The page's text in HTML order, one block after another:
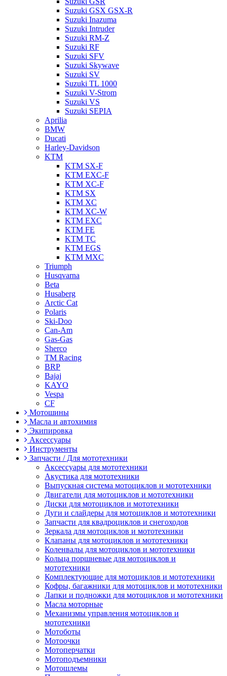
Suzuki GSX GSX-R
Suzuki Inazuma
Suzuki Intruder
Suzuki RM-Z
Suzuki RF
Suzuki SFV
Suzuki Skywave
Suzuki SV
Suzuki TL 1000
Suzuki V-Strom
Suzuki VS
Suzuki SEPIA
Aprilia
BMW
Ducati
Harley-Davidson
KTM
KTM SX-F
KTM EXC-F
KTM XC-F
KTM SX
KTM XC
KTM XC-W
KTM EXC
KTM FE
KTM TC
KTM EGS
KTM MXC
Triumph
Husqvarna
Beta
Husaberg
Arctic Cat
Polaris
Ski-Doo
Can-Am
Gas-Gas
Sherco
TM Racing
BRP
Bajaj
KAYO
Vespa
CF
Мотошины
Масла и автохимия
Экипировка
Аксессуары
Инструменты
Запчасти / Для мототехники
Аксессуары для мототехники
Акустика для мототехники
Выпускная система мотоциклов и мототехники
Двигатели для мотоциклов и мототехники
Диски для мотоциклов и мототехники
Дуги и слайдеры для мотоциклов и мототехники
Запчасти для квадроциклов и снегоходов
Зеркала для мотоциклов и мототехники
Клапаны для мотоциклов и мототехники
Коленвалы для мотоциклов и мототехники
Кольца поршневые для мотоциклов и
мототехники
Комплектующие для мотоциклов и мототехники
Кофры, багажники для мотоциклов и мототехники
Лапки и подножки для мотоциклов и мототехники
Масла моторные
Механизмы управления мотоциклов и
мототехники
Мотоботы
Мотоочки
Мотоперчатки
Мотоподъемники
Мотошлемы